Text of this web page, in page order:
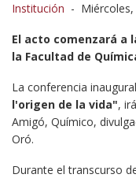
Institución -
El acto comenzará a
la Facultad de
La conferencia
l'origen de la vida",
Amigó, Químico,
Oró.
Durante el transcurso